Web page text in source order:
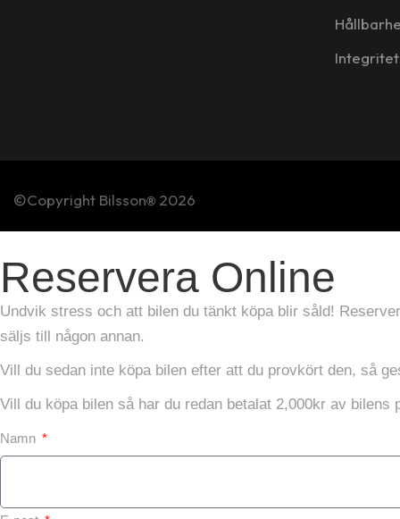
©Copyright Bilsson® 2026
Reservera Online
Undvik stress och att bilen du tänkt köpa blir såld!
säljs till någon annan.
Vill du sedan inte köpa bilen efter att du provkört den, så
Vill du köpa bilen så har du redan betalat 2,000kr av bilens
Namn